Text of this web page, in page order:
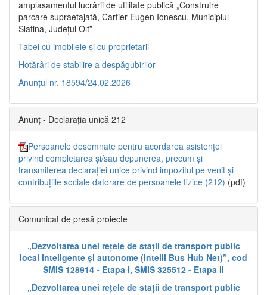
amplasamentul lucrării de utilitate publică „Construire
parcare supraetajată, Cartier Eugen Ionescu, Municipiul
Slatina, Județul Olt”
Tabel cu imobilele și cu proprietarii
Hotărâri de stabilire a despăgubirilor
Anunțul nr. 18594/24.02.2026
Anunț - Declarația unică 212
Persoanele desemnate pentru acordarea asistenței
privind completarea și/sau depunerea, precum și
transmiterea declarației unice privind impozitul pe venit și
contribuțiile sociale datorare de persoanele fizice (212) (pdf)
Comunicat de presă proiecte
„Dezvoltarea unei rețele de stații de transport public
local inteligente și autonome (Intelli Bus Hub Net)”, cod
SMIS 128914 - Etapa I, SMIS 325512 - Etapa II
„Dezvoltarea unei rețele de stații de transport public